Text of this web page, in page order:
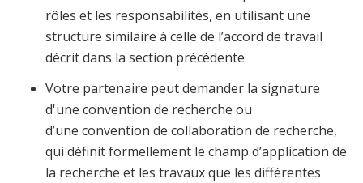
rôles et les responsabilités, en utilisant une
structure similaire à celle de l’accord de travail
décrit dans la section précédente.
Votre partenaire peut demander la signature
d'une convention de recherche ou
d’une convention de collaboration de recherche,
qui définit formellement le champ d’application de
la recherche et les travaux que les différentes